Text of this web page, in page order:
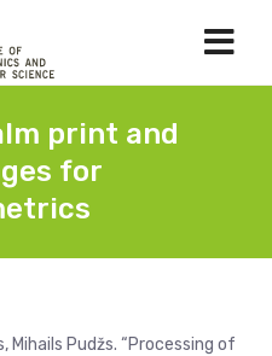
print and
for
Mihails Pudžs. “Processing of